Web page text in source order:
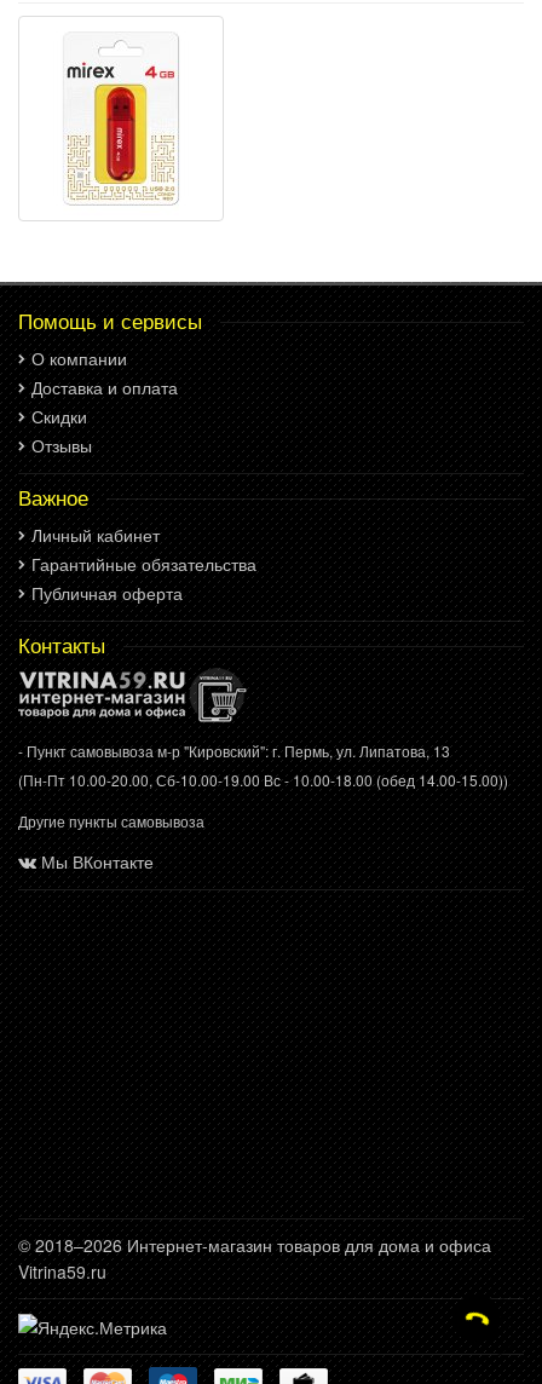
Помощь и сервисы
О компании
Доставка и оплата
Скидки
Отзывы
Важное
Личный кабинет
Гарантийные обязательства
Публичная оферта
Контакты
- Пункт самовывоза м-р "Кировский": г. Пермь, ул. Липатова, 13
(Пн-Пт 10.00-20.00, Сб-10.00-19.00 Вс - 10.00-18.00 (обед 14.00-15.00))
Другие пункты самовывоза
Мы ВКонтакте
© 2018–2026 Интернет-магазин товаров для дома и офиса
Vitrina59.ru